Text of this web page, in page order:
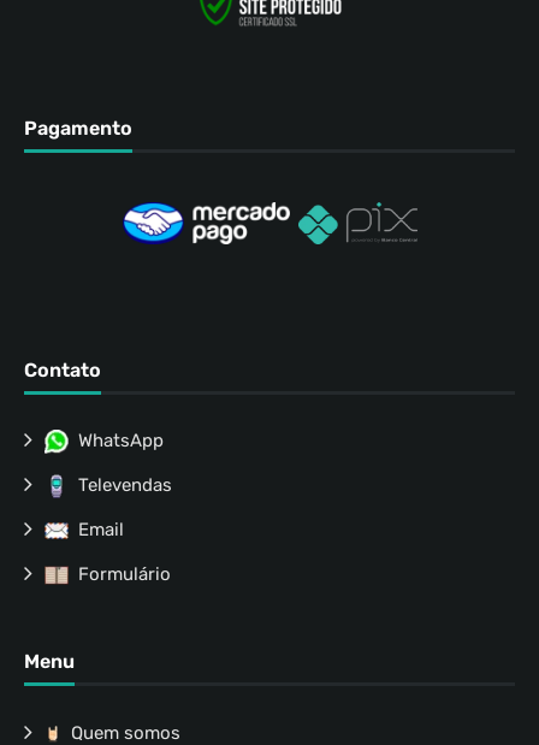
Pagamento
Contato
WhatsApp
Televendas
Email
Formulário
Menu
Quem somos